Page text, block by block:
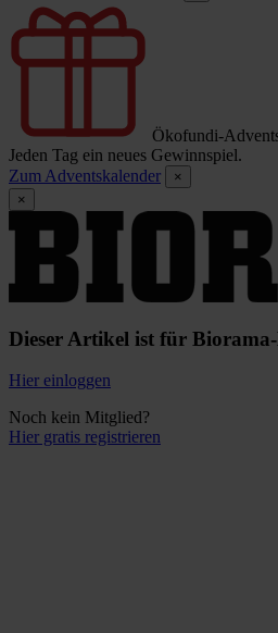
Ökofundi-
Jeden Tag ein neues Gewinnspiel.
Zum Adventskalender
×
×
Dieser Artikel ist für
Hier einloggen
Noch kein Mitglied?
Hier gratis registrieren